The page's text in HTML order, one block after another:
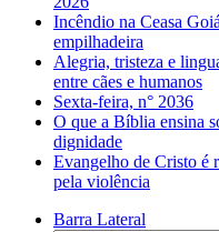
Incêndio na Ceasa
empilhadeira
Alegria, tristeza e
entre cães e humanos
Sexta-feira, n° 2036
O que a Bíblia ensina
dignidade
Evangelho de Cristo é
pela violência
Barra Lateral